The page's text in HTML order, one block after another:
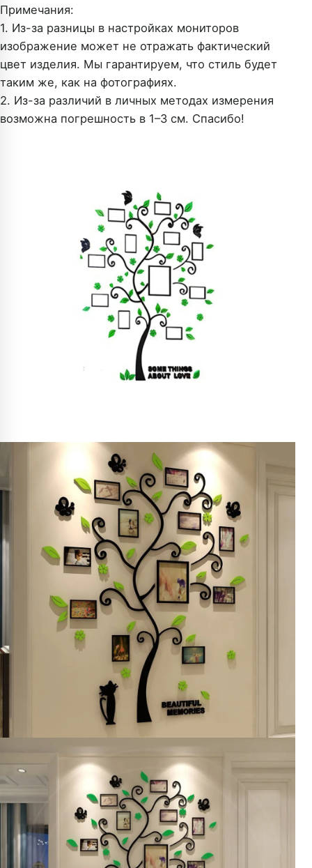
Примечания:
1. Из-за разницы в настройках мониторов
изображение может не отражать фактический
цвет изделия. Мы гарантируем, что стиль будет
таким же, как на фотографиях.
2. Из-за различий в личных методах измерения
возможна погрешность в 1–3 см. Спасибо!